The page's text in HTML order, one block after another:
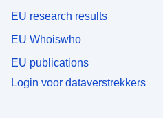
EU research results
EU Whoiswho
EU publications
Login voor dataverstrekkers